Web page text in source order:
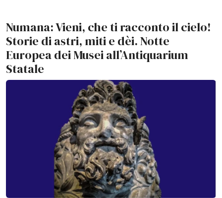
Numana: Vieni, che ti racconto il cielo!
Storie di astri, miti e dèi. Notte
Europea dei Musei all’Antiquarium
Statale